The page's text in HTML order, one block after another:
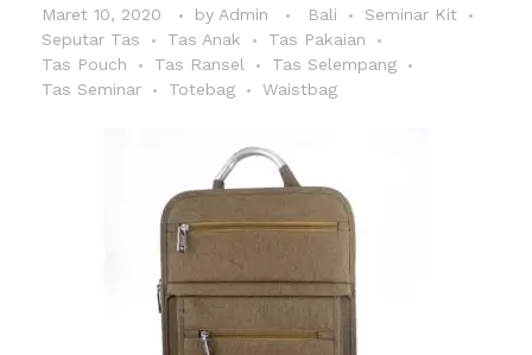
Maret 10, 2020 by Admin Bali
Seminar Kit
Seputar Tas
Tas Anak
Tas Pakaian
Tas Pouch
Tas Ransel
Tas Selempang
Tas Seminar
Totebag Waistbag